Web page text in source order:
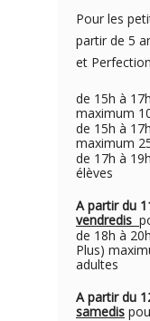
Pour les
partir de 5
et
de 15h à
maximum
de 15h à
maximum
de 17h à
élèves
A partir du
vendredis
de 18h à
Plus)
adultes
A partir du
samedis